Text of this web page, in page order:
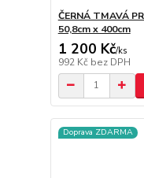
ČERNÁ TMAVÁ
50,8cm x 400cm
1 200 Kč/ks
992 Kč bez DPH
Doprava ZDARMA